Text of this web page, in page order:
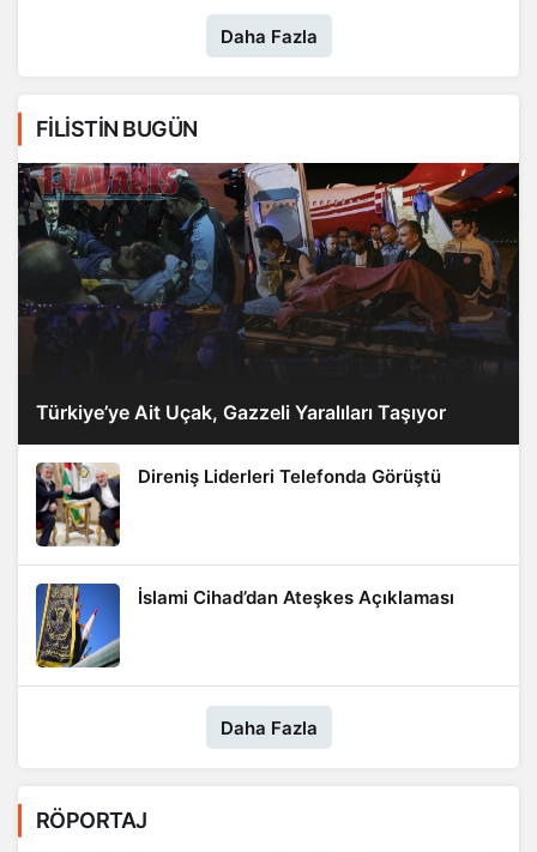
Daha Fazla
FİLİSTİN BUGÜN
Türkiye’ye Ait Uçak, Gazzeli Yaralıları Taşıyor
Direniş Liderleri Telefonda Görüştü
İslami Cihad’dan Ateşkes Açıklaması
Daha Fazla
RÖPORTAJ